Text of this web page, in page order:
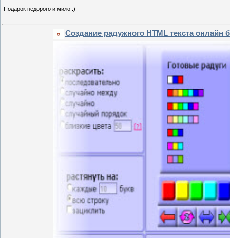
Подарок недорого и мило :)
Создание радужного HTML текста онлайн